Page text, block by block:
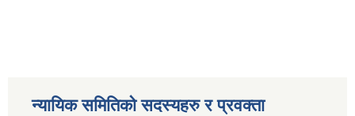
न्यायिक समितिको सदस्यहरु र प्रवक्ता